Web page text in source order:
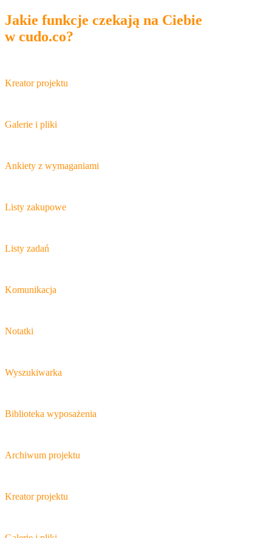
Jakie funkcje czekają na Ciebie
w cudo.co?
Kreator projektu
Galerie i pliki
Ankiety z wymaganiami
Listy zakupowe
Listy zadań
Komunikacja
Notatki
Wyszukiwarka
Biblioteka wyposażenia
Archiwum projektu
Kreator projektu